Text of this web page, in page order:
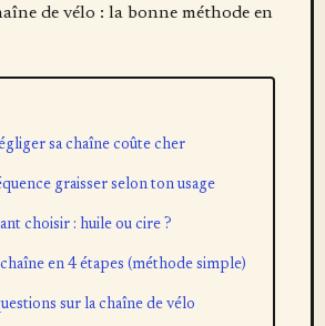
de vélo : la bonne méthode en
sa chaîne coûte cher
graisser selon ton usage
choisir : huile ou cire ?
en 4 étapes (méthode simple)
sur la chaîne de vélo